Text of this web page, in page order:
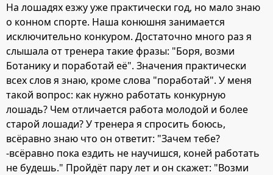
ы
л
а
На лошадях езжу уже практически год, но мало знаю
о конном спорте. Наша конюшня занимается
исключительно конкуром. Достаточно много раз я
слышала от тренера такие фразы: "Боря, возми
Ботанику и поработай её". Значения практически
всех слов я знаю, кроме слова "поработай". У меня
такой вопрос: как нужно работать конкурную
лошадь? Чем отличается работа молодой и более
старой лошади? У тренера я спросить боюсь,
всёравно знаю что он ответит: "Зачем тебе?
-всёравно пока ездить не научишся, коней работать
не будешь." Пройдёт пару лет и он скажет: "Возми